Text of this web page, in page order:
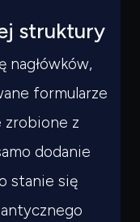
struktury
nagłówków,
formularze
z
dodanie
stanie się